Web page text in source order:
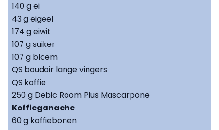
140 g ei
43 g eigeel
174 g eiwit
107 g suiker
107 g bloem
QS boudoir lange vingers
QS koffie
250 g Debic Room Plus Mascarpone
Koffieganache
60 g koffiebonen